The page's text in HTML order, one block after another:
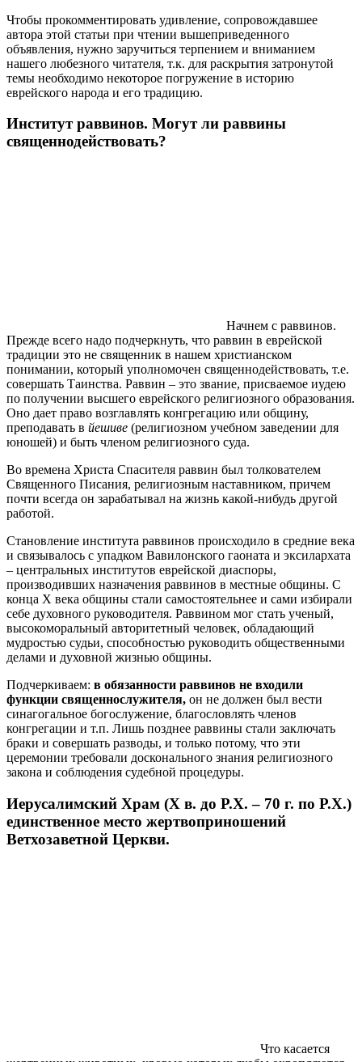
Чтобы прокомментировать удивление, сопровождавшее
автора этой статьи при чтении вышеприведенного
объявления, нужно заручиться терпением и вниманием
нашего любезного читателя, т.к. для раскрытия затронутой
темы необходимо некоторое погружение в историю
еврейского народа и его традицию.
Институт раввинов. Могут ли раввины
священнодействовать?
Начнем с раввинов.
Прежде всего надо подчеркнуть, что раввин в еврейской
традиции это не священник в нашем христианском
понимании, который уполномочен священнодействовать, т.е.
совершать Таинства. Раввин – это звание, присваемое иудею
по получении высшего еврейского религиозного образования.
Оно дает право возглавлять конгрегацию или общину,
преподавать в йешиве (религиозном учебном заведении для
юношей) и быть членом религиозного суда.
Во времена Христа Спасителя раввин был толкователем
Священного Писания, религиозным наставником, причем
почти всегда он зарабатывал на жизнь какой-нибудь другой
работой.
Становление института раввинов происходило в средние века
и связывалось с упадком Вавилонского гаоната и эксилархата
– центральных институтов еврейской диаспоры,
производивших назначения раввинов в местные общины. С
конца Х века общины стали самостоятельнее и сами избирали
себе духовного руководителя. Раввином мог стать ученый,
высокоморальный авторитетный человек, обладающий
мудростью судьи, способностью руководить общественными
делами и духовной жизнью общины.
Подчеркиваем: в обязанности раввинов не входили
функции священнослужителя, он не должен был вести
синагогальное богослужение, благословлять членов
конгрегации и т.п. Лишь позднее раввины стали заключать
браки и совершать разводы, и только потому, что эти
церемонии требовали досконального знания религиозного
закона и соблюдения судебной процедуры.
Иерусалимский Храм (Х в. до Р.Х. – 70 г. по Р.Х.)
единственное место жертвоприношений
Ветхозаветной Церкви.
Что касается